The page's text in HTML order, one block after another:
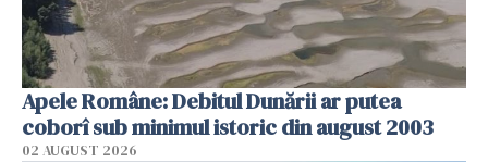
Apele Române: Debitul Dunării ar putea
coborî sub minimul istoric din august 2003
02 AUGUST 2026